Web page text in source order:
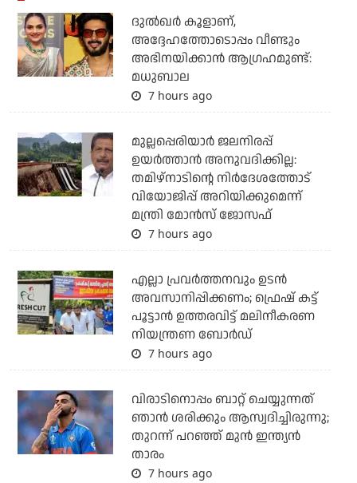
ദുല്‍ഖര്‍ കൂളാണ്,
അദ്ദേഹത്തോടൊപ്പം വീണ്ടും
അഭിനയിക്കാന്‍ ആഗ്രഹമുണ്ട്:
മധുബാല
7 hours ago
മുല്ലപ്പെരിയാര്‍ ജലനിരപ്പ്
ഉയര്‍ത്താന്‍ അനുവദിക്കില്ല:
തമിഴ്‌നാടിന്റെ നിര്‍ദേശത്തോട്
വിയോജിപ്പ് അറിയിക്കുമെന്ന്
മന്ത്രി മോന്‍സ് ജോസഫ്
7 hours ago
എല്ലാ പ്രവര്‍ത്തനവും ഉടന്‍
അവസാനിപ്പിക്കണം; ഫ്രെഷ് കട്ട്
പൂട്ടാന്‍ ഉത്തരവിട്ട് മലിനീകരണ
നിയന്ത്രണ ബോര്‍ഡ്
7 hours ago
വിരാടിനൊപ്പം ബാറ്റ് ചെയ്യുന്നത്
ഞാന്‍ ശരിക്കും ആസ്വദിച്ചിരുന്നു;
തുറന്ന് പറഞ്ഞ് മുന്‍ ഇന്ത്യന്‍
താരം
7 hours ago